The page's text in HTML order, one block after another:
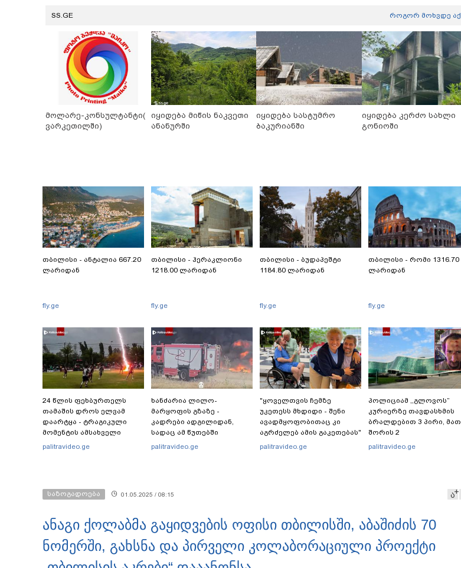
SS.GE როგორ მოხვდე აქ
მოლარე-კონსულტანტი(
ვარკეთილში)
იყიდება მიწის ნაკვეთი
ანანურში
იყიდება სასტუმრო
ბაკურიანში
იყიდება კერძო სახლი
გონიოში
თბილისი - ანტალია 667.20
ლარიდან
fly.ge
თბილისი - ჰერაკლიონი
1218.00 ლარიდან
fly.ge
თბილისი - ბუდაპეშტი
1184.80 ლარიდან
fly.ge
თბილისი - რომი 1316.70
ლარიდან
fly.ge
24 წლის ფეხბურთელს
თამაშის დროს ელვამ
დაარტყა - ტრაგიკული
მომენტის ამსახველი
კადრები ტაილანდიდან
palitravideo.ge
ხანძარია ლილო-
მარყოფის გზაზე -
კადრები ადგილიდან,
სადაც ამ წუთებში
სალიკვიდაციო
palitravideo.ge
"ყოველთვის ჩემზე
უკეთესს მხდიდი - შენი
ავადმყოფობითაც კი
აგრძელებ ამის გაკეთებას"
- თეონა კონტრიძე
palitravideo.ge
პოლიციამ ,,გლოვოს”
კურიერზე თავდასხმის
ბრალდებით 3 პირი, მათ
შორის 2
არასრულწლოვანი
palitravideo.ge
საზოგადოება 01.05.2025 / 08:15 ა
ანაგი ქოლაბმა გაყიდვების ოფისი თბილისში, აბაშიძის 70
ნომერში, გახსნა და პირველი კოლაბორაციული პროექტი